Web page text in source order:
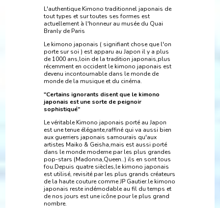
L'authentique Kimono traditionnel japonais de
tout types et sur toutes ses formes est
actuellement à l'honneur au musée du Quai
Branly de Paris
Le kimono japonais ( signifiant chose que l'on
porte sur soi ) est apparu au Japon il y a plus
de 1000 ans,loin de la tradition japonais,plus
récemment en occident le kimono japonais est
devenu incontournable dans le monde de
monde de la musique et du cinéma.
"Certains ignorants disent que le kimono
japonais est une sorte de peignoir
sophistiqué"
Le véritable Kimono japonais porté au Japon
est une tenue élégante,raffiné qui va aussi bien
aux guerriers japonais samouraïs qu'aux
artistes Maiko & Geisha,mais est aussi porté
dans le monde moderne par les plus grandes
pop-stars (Madonna,Queen..) ils en sont tous
fou.Depuis quatre siècles,le kimono japonais
est utilisé, revisité par les plus grands créateurs
de la haute couture comme JP Gautier.le kimono
japonais reste indémodable au fil du temps et
de nos jours est une icône pour le plus grand
nombre.